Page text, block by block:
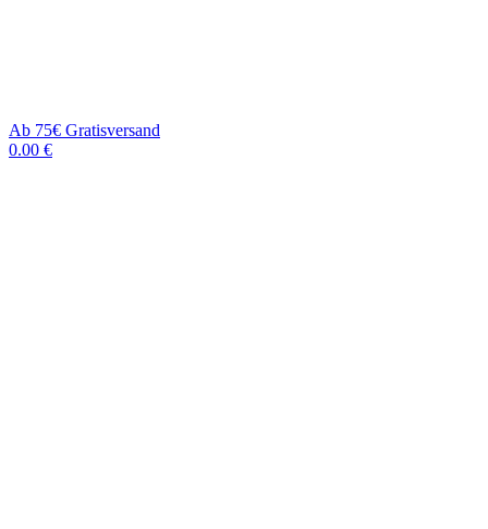
Ab 75€ Gratisversand
0.00 €